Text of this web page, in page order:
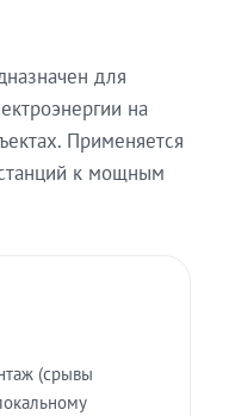
для
на
Применяется
к мощным
(срывы